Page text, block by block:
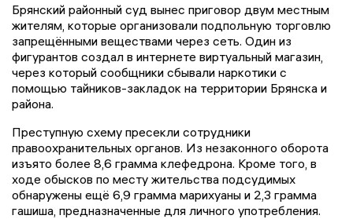
Брянский районный суд вынес приговор двум местным
жителям, которые организовали подпольную торговлю
запрещёнными веществами через сеть. Один из
фигурантов создал в интернете виртуальный магазин,
через который сообщники сбывали наркотики с
помощью тайников-закладок на территории Брянска и
района.
Преступную схему пресекли сотрудники
правоохранительных органов. Из незаконного оборота
изъято более 8,6 грамма клефедрона. Кроме того, в
ходе обысков по месту жительства подсудимых
обнаружены ещё 6,9 грамма марихуаны и 2,3 грамма
гашиша, предназначенные для личного употребления.